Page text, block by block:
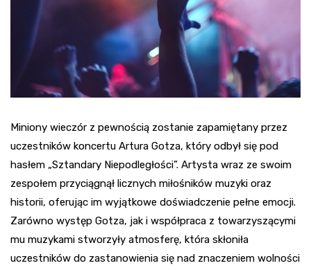
Miniony wieczór z pewnością zostanie zapamiętany przez
uczestników koncertu Artura Gotza, który odbył się pod
hasłem „Sztandary Niepodległości”. Artysta wraz ze swoim
zespołem przyciągnął licznych miłośników muzyki oraz
historii, oferując im wyjątkowe doświadczenie pełne emocji.
Zarówno występ Gotza, jak i współpraca z towarzyszącymi
mu muzykami stworzyły atmosferę, która skłoniła
uczestników do zastanowienia się nad znaczeniem wolności